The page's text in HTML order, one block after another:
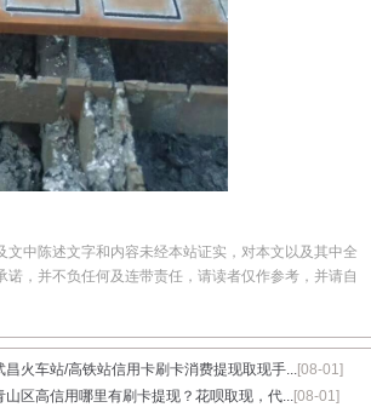
中陈述文字和内容未经本站证实，对本文以及其中全
，并不负任何及连带责任，请读者仅作参考，并请自
昌火车站/高铁站信用卡刷卡消费提现取现手...[08-01]
山区高信用哪里有刷卡提现？花呗取现，代...[08-01]